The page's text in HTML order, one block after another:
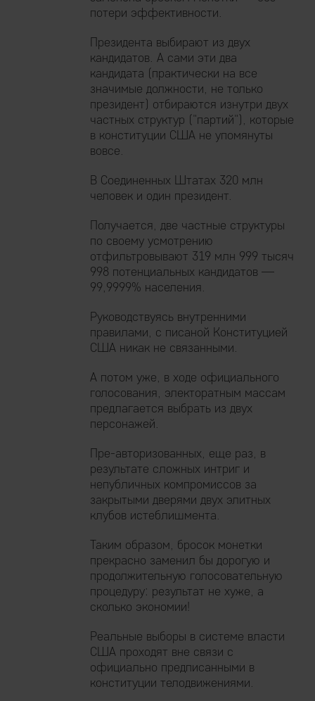
потери эффективности.
Президента выбирают из двух
кандидатов. А сами эти два
кандидата (практически на все
значимые должности, не только
президент) отбираются изнутри двух
частных структур ("партий"), которые
в конституции США не упомянуты
вовсе.
В Соединенных Штатах 320 млн
человек и один президент.
Получается, две частные структуры
по своему усмотрению
отфильтровывают 319 млн 999 тысяч
998 потенциальных кандидатов —
99,9999% населения.
Руководствуясь внутренними
правилами, с писаной Конституцией
США никак не связанными.
А потом уже, в ходе официального
голосования, электоратным массам
предлагается выбрать из двух
персонажей.
Пре-авторизованных, еще раз, в
результате сложных интриг и
непубличных компромиссов за
закрытыми дверями двух элитных
клубов истеблишмента.
Таким образом, бросок монетки
прекрасно заменил бы дорогую и
продолжительную голосовательную
процедуру: результат не хуже, а
сколько экономии!
Реальные выборы в системе власти
США проходят вне связи с
официально предписанными в
конституции телодвижениями.